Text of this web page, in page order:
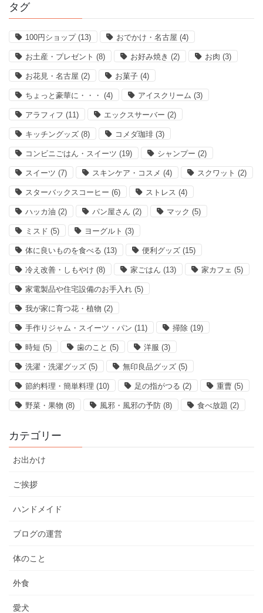
タグ
100円ショップ(13) おでかけ・名古屋 (4)
お土産・プレゼント (8) お好み焼き (2) お肉 (3)
お花見・名古屋 (2) お菓子 (4)
ちょっと豪華に・・・ (4) アイスクリーム (3)
アラフィフ (11) エックスサーバー (2)
キッチングッズ (8) コメダ珈琲 (3)
コンビニごはん・スイーツ (19) シャンプー (2)
スイーツ (7) スキンケア・コスメ (4) スクワット (2)
スターバックスコーヒー (6) ストレス (4)
ハッカ油 (2) パン屋さん (2) マック (5)
ミスド (5) ヨーグルト (3)
体に良いものを食べる (13) 便利グッズ (15)
冷え改善・しもやけ (8) 家ごはん (13) 家カフェ (5)
家電製品や住宅設備のお手入れ (5)
我が家に育つ花・植物 (2)
手作りジャム・スイーツ・パン (11) 掃除 (19)
時短 (5) 歯のこと (5) 洋服 (3)
洗濯・洗濯グッズ (5) 無印良品グッズ (5)
節約料理・簡単料理 (10) 足の指がつる (2) 重曹 (5)
野菜・果物 (8) 風邪・風邪の予防 (8) 食べ放題 (2)
カテゴリー
お出かけ
ご挨拶
ハンドメイド
ブログの運営
体のこと
外食
愛犬